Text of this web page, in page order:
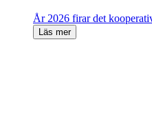
År 2026 firar det
Läs mer